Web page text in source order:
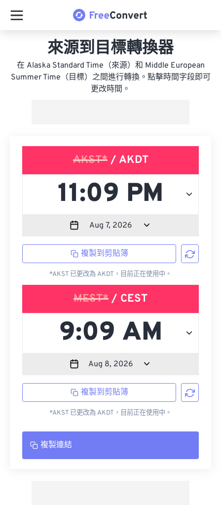
來源到目標轉換器
在 Alaska Standard Time（來源）和 Middle European
Summer Time（目標）之間進行轉換。點擊時間字段即可
更改時間。
AKST*/ AKDT
複製到剪貼簿
*AKST 已更改為 AKDT，目前正在使用中。
MEST* / CEST
複製到剪貼簿
*AKST 已更改為 AKDT，目前正在使用中。
複製連結